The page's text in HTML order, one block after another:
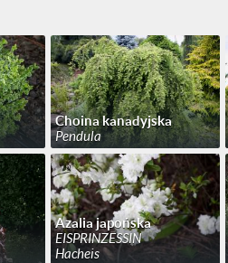
Choina kanadyjska
Pendula
Azalia japońska
EISPRINZESSIN
Hacheis